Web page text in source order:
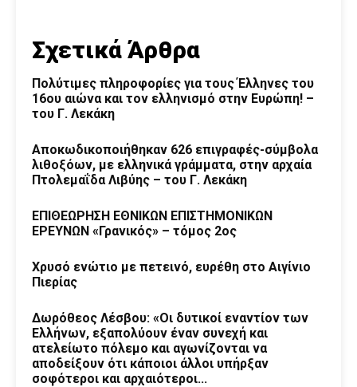
Σχετικά Άρθρα
Πολύτιμες πληροφορίες για τους Έλληνες του
16ου αιώνα και τον ελληνισμό στην Ευρώπη! –
του Γ. Λεκάκη
Αποκωδικοποιήθηκαν 626 επιγραφές-σύμβολα
λιθοξόων, με ελληνικά γράμματα, στην αρχαία
Πτολεμαΐδα Λιβύης – του Γ. Λεκάκη
ΕΠΙΘΕΩΡΗΣΗ ΕΘΝΙΚΩΝ ΕΠΙΣΤΗΜΟΝΙΚΩΝ
ΕΡΕΥΝΩΝ «Γρανικός» – τόμος 2ος
Χρυσό ενώτιο με πετεινό, ευρέθη στο Αιγίνιο
Πιερίας
Δωρόθεος Λέσβου: «Οι δυτικοί εναντίον των
Ελλήνων, εξαπολύουν έναν συνεχή και
ατελείωτο πόλεμο και αγωνίζονται να
αποδείξουν ότι κάποιοι άλλοι υπήρξαν
σοφότεροι και αρχαιότεροι...